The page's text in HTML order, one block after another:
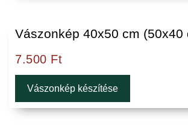
Vászonkép 40x50 cm (50x40
7.500 Ft
Vászonkép készítése